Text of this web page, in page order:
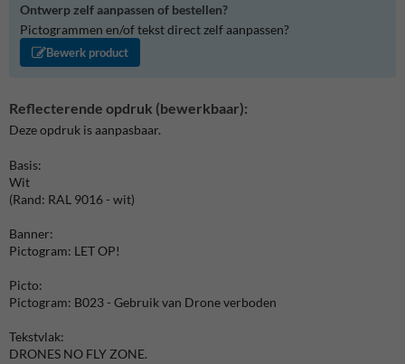
Ontwerp zelf aanpassen of bestellen?
Pictogrammen en/of tekst direct zelf aanpassen?
Bewerk product
Reflecterende opdruk (bewerkbaar):
Deze opdruk is aanpasbaar.
Basis:
Wit
(Rand: RAL 9016 - wit)
Banner:
Pictogram: LET OP!
Picto:
Pictogram: B023 - Gebruik van Drone verboden
Tekstvlak:
DRONES NO FLY ZONE.